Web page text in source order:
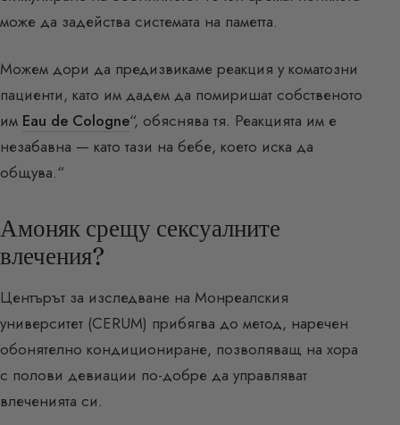
може да задейства системата на паметта.
Можем дори да предизвикаме реакция у коматозни
пациенти, като им дадем да помиришат собственото
им Eau de Cologne“, обяснява тя. Реакцията им е
незабавна — като тази на бебе, което иска да
общува.“
Амоняк срещу сексуалните
влечения?
Центърът за изследване на Монреалския
университет (CERUM) прибягва до метод, наречен
обонятелно кондициониране, позволяващ на хора
с полови девиации по-добре да управляват
влеченията си.